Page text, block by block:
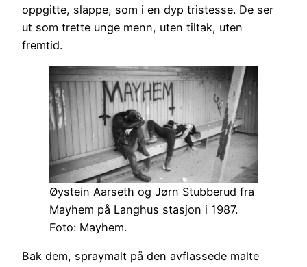
oppgitte, slappe, som i en dyp tristesse. De ser
ut som trette unge menn, uten tiltak, uten
fremtid.
Øystein Aarseth og Jørn Stubberud fra
Mayhem på Langhus stasjon i 1987.
Foto: Mayhem.
Bak dem, spraymalt på den avflassede malte